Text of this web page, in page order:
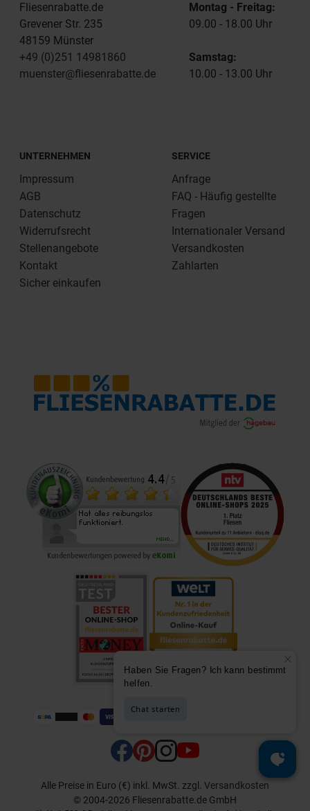
Fliesenrabatte.de
Grevener Str. 235
48159 Münster
+49 (0)251 14981860
muenster@fliesenrabatte.de
Montag - Freitag:
09.00 - 18.00 Uhr
Samstag:
10.00 - 13.00 Uhr
UNTERNEHMEN
Impressum
AGB
Datenschutz
Widerrufsrecht
Stellenangebote
Kontakt
Sicher einkaufen
SERVICE
Anfrage
FAQ - Häufig gestellte
Fragen
Internationaler Versand
Versandkosten
Zahlarten
Alle Preise in Euro (€) inkl. MwSt. zzgl. Versandkosten
© 2004-2026 Fliesenrabatte.de GmbH